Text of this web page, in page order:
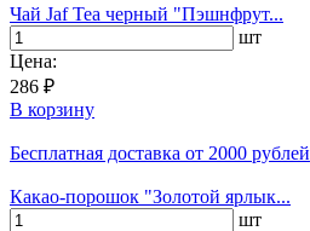
Чай Jaf Tea черный "Пэшнфрут...
шт
Цена:
286 ₽
В корзину
Бесплатная доставка от 2000 рублей
Какао-порошок "Золотой ярлык...
шт